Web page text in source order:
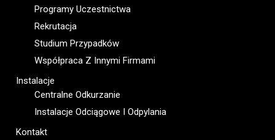
Programy Uczestnictwa
Rekrutacja
Studium Przypadków
Współpraca Z Innymi Firmami
Instalacje
Centralne Odkurzanie
Instalacje Odciągowe I Odpylania
Kontakt